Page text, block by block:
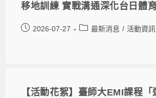
移地訓練 實戰溝通深化台日體
2026-07-27 最新消息 / 活動資訊
【活動花絮】臺師大EMI課程